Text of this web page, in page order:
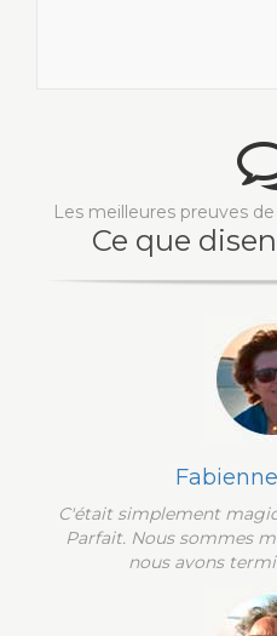
Les meilleures preuves
Ce que
C'était simplement
Parfait. Nous sommes
nous avons